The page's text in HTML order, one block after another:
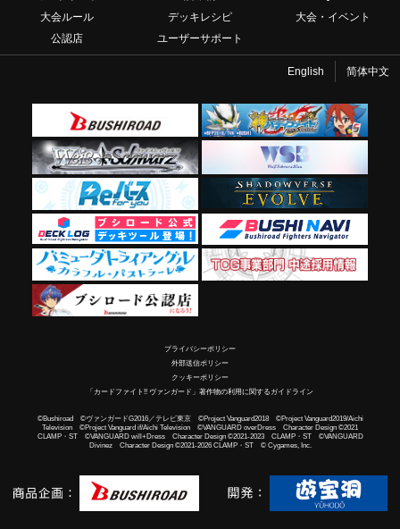
大会ルール
デッキレシピ
大会・イベント
公認店
ユーザーサポート
English 简体中文
プライバシーポリシー
外部送信ポリシー
クッキーポリシー
「カードファイト!! ヴァンガード」著作物の利用に関するガイドライン
©Bushiroad ©ヴァンガードG2016／テレビ東京 ©Project Vanguard2018 ©Project Vanguard2019/Aichi
Television ©Project Vanguard if/Aichi Television ©VANGUARD overDress Character Design ©2021
CLAMP・ST ©VANGUARD will+Dress Character Design ©2021-2023 CLAMP・ST ©VANGUARD
Divinez Character Design ©2021-2026 CLAMP・ST © Cygames, Inc.